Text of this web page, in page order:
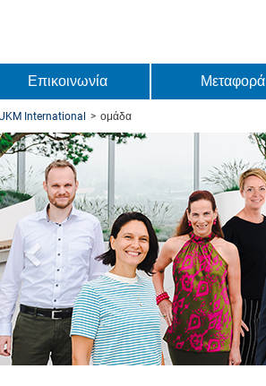
Επικοινωνία Μεταφορά
International > ομάδα